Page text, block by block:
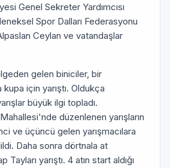
Genel Sekreter Yardımcısı
Spor Dalları Federasyonu
Ceylan ve vatandaşlar
gelen biniciler, bir
için yarıştı. Oldukça
büyük ilgi topladı.
düzenlenen yarışların
ve üçüncü gelen yarışmacılara
Daha sonra dörtnala at
Tayları yarıştı. 4 atın start aldığı